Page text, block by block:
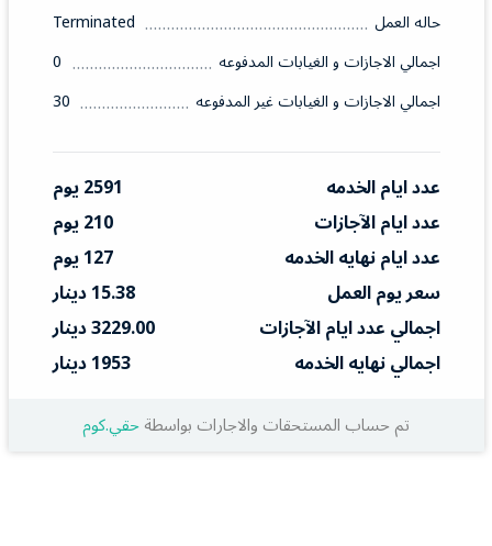
حاله العمل
Terminated
اجمالي الاجازات و الغيابات المدفوعه
0
اجمالي الاجازات و الغيابات غير المدفوعه
30
عدد ايام الخدمه
2591 يوم
عدد ايام الآجازات
210 يوم
عدد ايام نهايه الخدمه
127 يوم
سعر يوم العمل
15.38 دينار
اجمالي عدد ايام الآجازات
3229.00 دينار
اجمالي نهايه الخدمه
1953 دينار
تم حساب المستحقات والاجارات بواسطةحقي.كوم